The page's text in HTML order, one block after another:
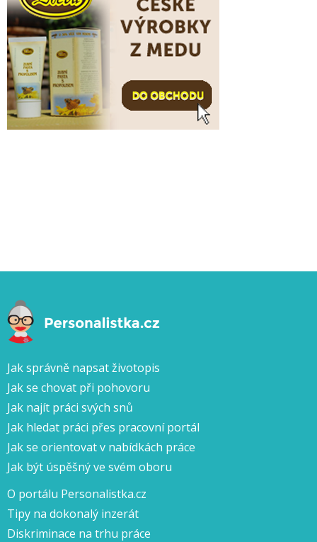
Jak správně napsat životopis
Jak se chovat při pohovoru
Jak najít práci svých snů
Jak hledat práci přes pracovní portál
Jak se orientovat v nabídkách práce
Jak být úspěšný ve svém oboru
O portálu Personalistka.cz
Tipy na dokonalý inzerát
Diskriminace na trhu práce